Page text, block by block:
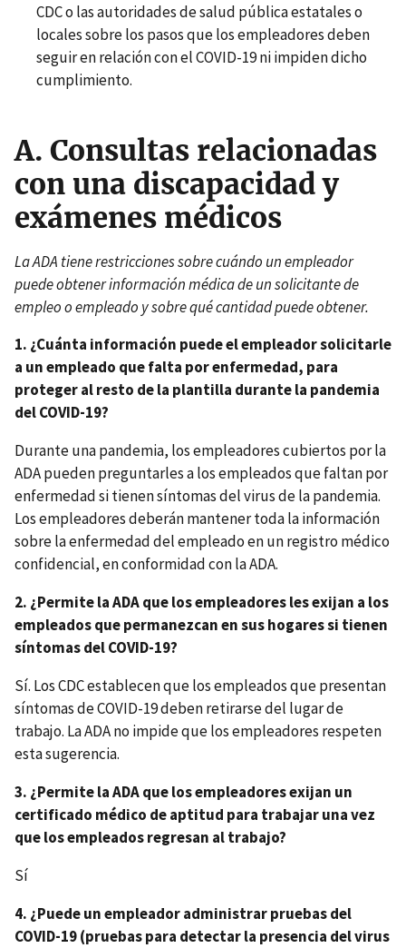
CDC o las autoridades de salud pública estatales o
locales sobre los pasos que los empleadores deben
seguir en relación con el COVID-19 ni impiden dicho
cumplimiento.
A. Consultas relacionadas
con una discapacidad y
exámenes médicos
La ADA tiene restricciones sobre cuándo un empleador
puede obtener información médica de un solicitante de
empleo o empleado y sobre qué cantidad puede obtener.
1. ¿Cuánta información puede el empleador solicitarle
a un empleado que falta por enfermedad, para
proteger al resto de la plantilla durante la pandemia
del COVID-19?
Durante una pandemia, los empleadores cubiertos por la
ADA pueden preguntarles a los empleados que faltan por
enfermedad si tienen síntomas del virus de la pandemia.
Los empleadores deberán mantener toda la información
sobre la enfermedad del empleado en un registro médico
confidencial, en conformidad con la ADA.
2. ¿Permite la ADA que los empleadores les exijan a los
empleados que permanezcan en sus hogares si tienen
síntomas del COVID-19?
Sí. Los CDC establecen que los empleados que presentan
síntomas de COVID-19 deben retirarse del lugar de
trabajo. La ADA no impide que los empleadores respeten
esta sugerencia.
3. ¿Permite la ADA que los empleadores exijan un
certificado médico de aptitud para trabajar una vez
que los empleados regresan al trabajo?
Sí
4. ¿Puede un empleador administrar pruebas del
COVID-19 (pruebas para detectar la presencia del virus